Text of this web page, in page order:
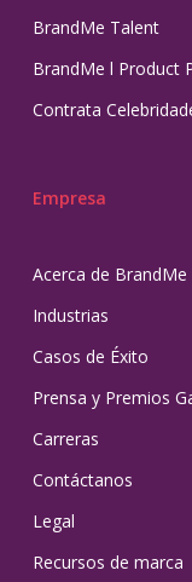
BrandMe Talent
BrandMe l Product
Contrata
Empresa
Acerca de BrandMe
Industrias
Casos de Éxito
Prensa y Premios
Carreras
Contáctanos
Legal
Recursos de marca